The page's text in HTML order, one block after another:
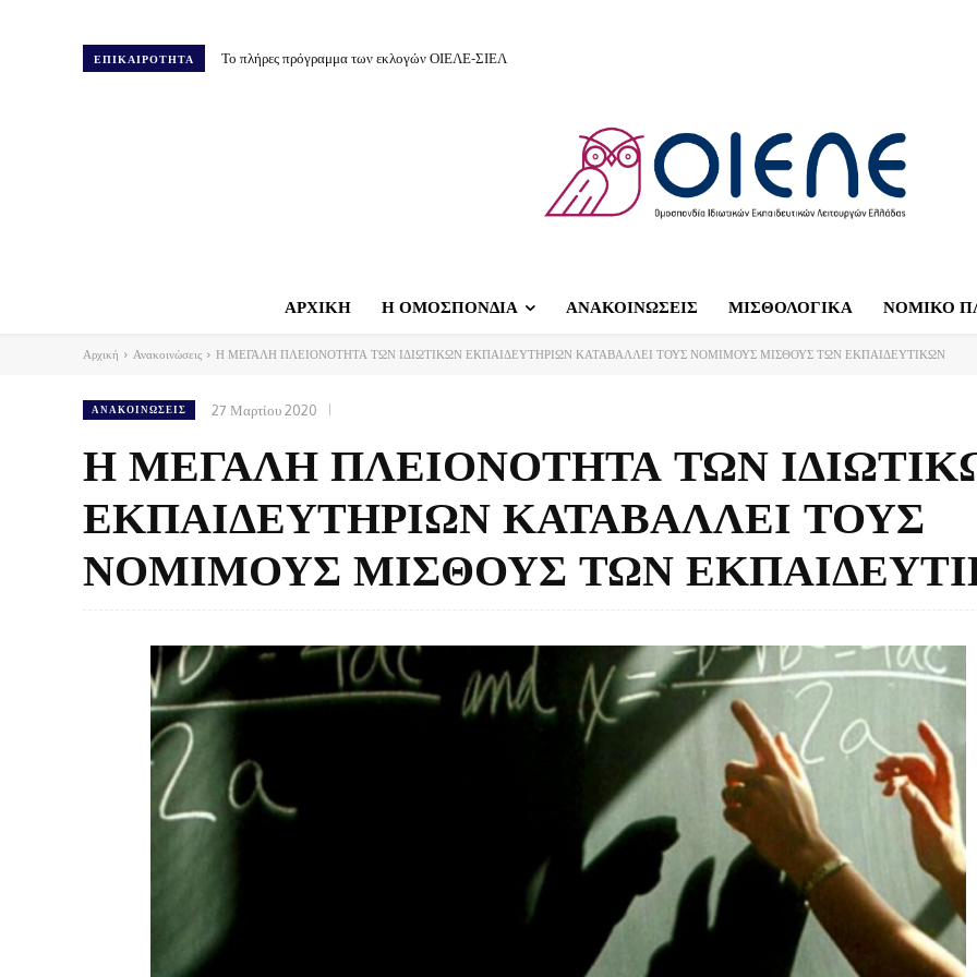
ΕΠΙΚΑΙΡΟΤΗΤΑ Το πλήρες πρόγραμμα των εκλογών ΟΙΕΛΕ-ΣΙΕΛ
ΑΡΧΙΚΗ Η ΟΜΟΣΠΟΝΔΙΑ ΑΝΑΚΟΙΝΩΣΕΙΣ ΜΙΣΘΟΛΟΓΙΚΑ ΝΟΜΙΚΟ
Αρχική Ανακοινώσεις Η ΜΕΓΑΛΗ ΠΛΕΙΟΝΟΤΗΤΑ ΤΩΝ ΙΔΙΩΤΙΚΩΝ ΕΚΠΑΙΔΕΥΤΗΡΙΩΝ ΚΑΤΑΒΑΛΛΕΙ ΤΟΥΣ ΝΟΜΙΜΟΥΣ ΜΙΣΘΟΥΣ ΤΩΝ ΕΚΠΑΙΔΕΥΤΙΚΩΝ
ΑΝΑΚΟΙΝΏΣΕΙΣ 27 Μαρτίου 2020
Η ΜΕΓΑΛΗ ΠΛΕΙΟΝΟΤΗΤΑ ΤΩΝ
ΕΚΠΑΙΔΕΥΤΗΡΙΩΝ ΚΑΤΑΒΑΛΛΕΙ ΤΟΥΣ
ΝΟΜΙΜΟΥΣ ΜΙΣΘΟΥΣ ΤΩΝ